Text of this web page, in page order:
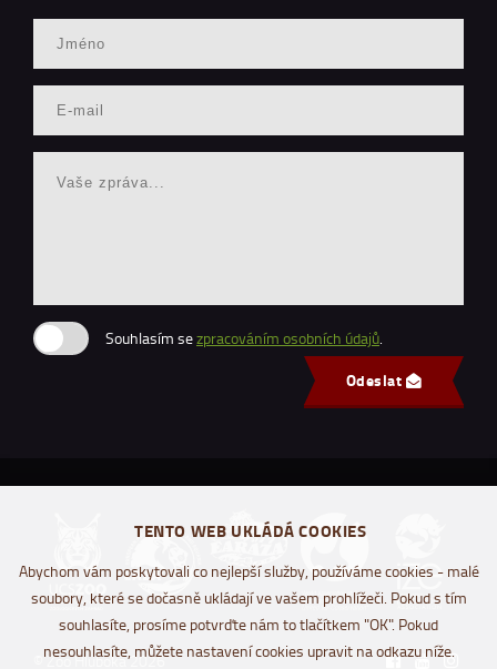
Souhlasím sezpracováním osobních údajů.
Odeslat
© Zoo Hluboká 2026
TENTO WEB UKLÁDÁ COOKIES
Abychom vám poskytovali co nejlepší služby, používáme cookies - malé
soubory, které se dočasně ukládají ve vašem prohlížeči. Pokud s tím
souhlasíte, prosíme potvrďte nám to tlačítkem "OK". Pokud
nesouhlasíte, můžete nastavení cookies upravit na odkazu níže.